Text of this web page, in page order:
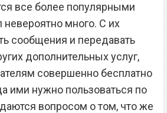
паспорту: что
все более популярными
невероятно много. С их
сообщения и передавать
дополнительных услуг,
совершенно бесплатно
ими нужно пользоваться по
вопросом о том, что же